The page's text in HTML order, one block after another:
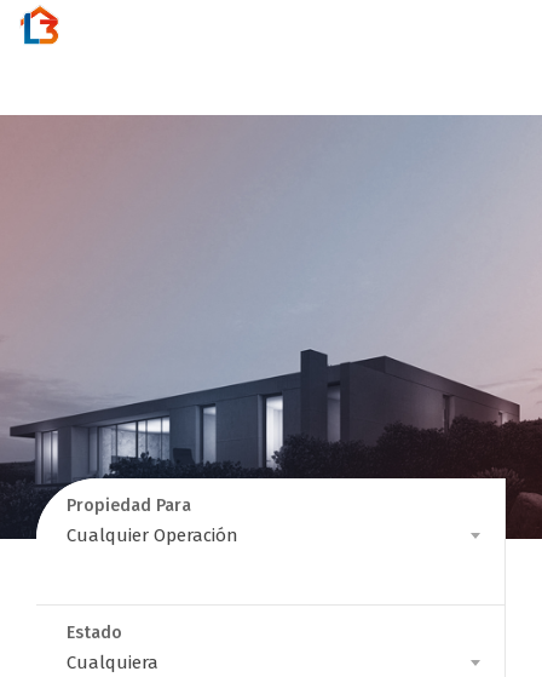
Propiedad Para
Cualquier Operación
Propiedad
Para
Estado
Cualquiera
Estado